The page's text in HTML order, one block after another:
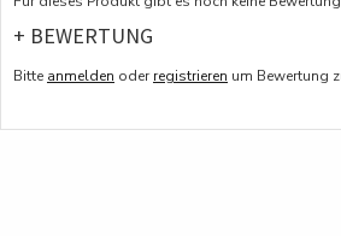
+ BEWERTUNG
Bitte anmelden oderregistrieren um Bewertung